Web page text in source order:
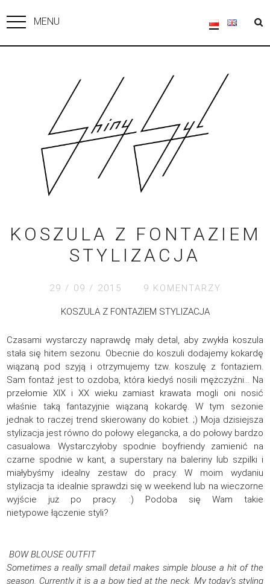
MENU
KOSZULA Z FONTAZIEM
STYLIZACJA
29 / 09 / 2015 9 KOMENTARZY
KOSZULA Z FONTAZIEM STYLIZACJA
Czasami wystarczy naprawdę mały detal, aby zwykła koszula
stała się hitem sezonu. Obecnie do koszuli dodajemy kokardę
wiązaną pod szyją i otrzymujemy tzw. koszulę z fontaziem.
Sam fontaź jest to ozdoba, która kiedyś nosili mężczyźni… Na
przełomie XIX i XX wieku zamiast krawata mogli oni nosić
właśnie taką fantazyjnie wiązaną kokardę. W tym sezonie
jednak to raczej trend skierowany do kobiet. ;) Moja dzisiejsza
stylizacja jest równo do połowy elegancka, a do połowy bardzo
casualowa. Wystarczyłoby spodnie boyfriendy zamienić na
czarne spodnie w kant, a superstary na baleriny lub szpilki i
miałybyśmy idealny zestaw do pracy. W moim wydaniu
stylizacja ta idealnie sprawdzi się w weekend lub na wieczorne
wyjście już po pracy. :) Podoba się Wam takie
nietypowe łączenie styli?
BOW BLOUSE OUTFIT
Sometimes a really small detail makes simple blouse a hit of the
season. Currently it is a a bow tied at the neck. My today’s styling